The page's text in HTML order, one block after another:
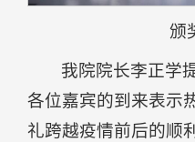
颁
我院院长李正学
各位嘉宾的到来表示
礼跨越疫情前后的顺